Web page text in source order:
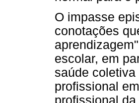
O impasse
conotações
escolar, em
saúde
profissional
profissional